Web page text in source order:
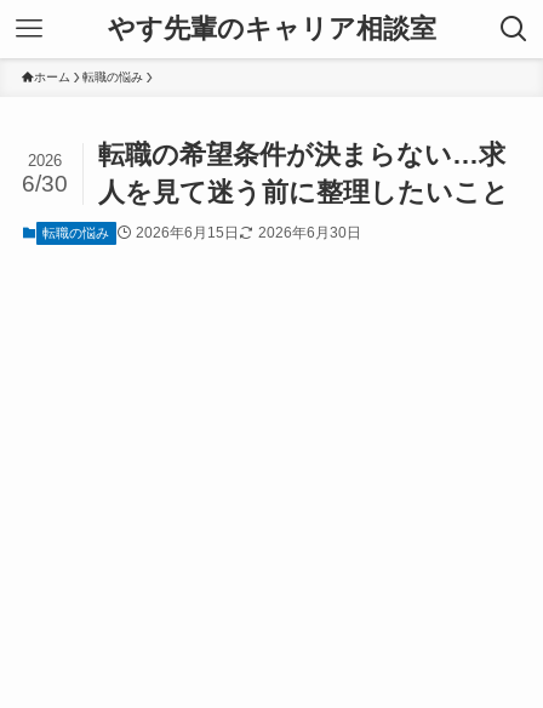
やす先輩のキャリア相談室
ホーム 転職の悩み
転職の希望条件が決まらない…求
人を見て迷う前に整理したいこと
2026
6/30
転職の悩み 2026年6月15日 2026年6月30日